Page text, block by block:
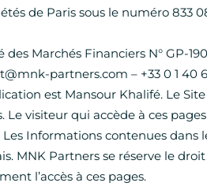
de Paris sous le numéro 833
Marchés Financiers N° GP-
partners.com – +33 0 1 40
est Mansour Khalifé. Le
Le visiteur qui accède à ces
Informations contenues
MNK Partners se réserve le
l’accès à ces pages.